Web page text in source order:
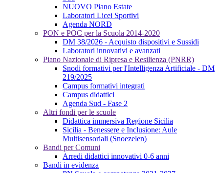
NUOVO Piano Estate
Laboratori Licei Sportivi
Agenda NORD
PON e POC per la Scuola 2014-2020
DM 38/2026 - Acquisto dispositivi e Sussidi
Laboratori innovativi e avanzati
Piano Nazionale di Ripresa e Resilienza (PNRR)
Snodi formativi per l'Intelligenza Artificiale - DM
219/2025
Campus formativi integrati
Campus didattici
Agenda Sud - Fase 2
Altri fondi per le scuole
Didattica immersiva Regione Sicilia
Sicilia - Benessere e Inclusione: Aule
Multisensoriali (Snoezelen)
Bandi per Comuni
Arredi didattici innovativi 0-6 anni
Bandi in evidenza